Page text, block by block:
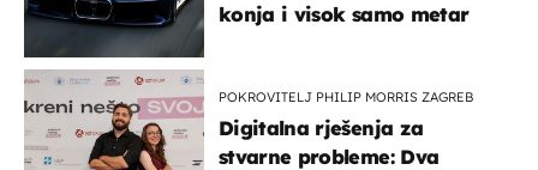
konja i visok samo metar
POKROVITELJ PHILIP MORRIS ZAGREB
Digitalna rješenja za
stvarne probleme: Dva